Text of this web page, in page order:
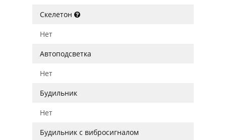
Скелетон
Нет
Автоподсветка
Нет
Будильник
Нет
Будильник с вибросигналом